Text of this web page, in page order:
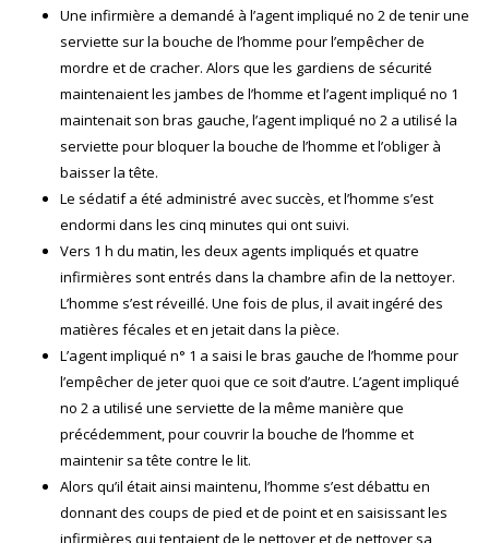
Une infirmière a demandé à l’agent impliqué no 2 de tenir une
serviette sur la bouche de l’homme pour l’empêcher de
mordre et de cracher. Alors que les gardiens de sécurité
maintenaient les jambes de l’homme et l’agent impliqué no 1
maintenait son bras gauche, l’agent impliqué no 2 a utilisé la
serviette pour bloquer la bouche de l’homme et l’obliger à
baisser la tête.
Le sédatif a été administré avec succès, et l’homme s’est
endormi dans les cinq minutes qui ont suivi.
Vers 1 h du matin, les deux agents impliqués et quatre
infirmières sont entrés dans la chambre afin de la nettoyer.
L’homme s’est réveillé. Une fois de plus, il avait ingéré des
matières fécales et en jetait dans la pièce.
L’agent impliqué n° 1 a saisi le bras gauche de l’homme pour
l’empêcher de jeter quoi que ce soit d’autre. L’agent impliqué
no 2 a utilisé une serviette de la même manière que
précédemment, pour couvrir la bouche de l’homme et
maintenir sa tête contre le lit.
Alors qu’il était ainsi maintenu, l’homme s’est débattu en
donnant des coups de pied et de point et en saisissant les
infirmières qui tentaient de le nettoyer et de nettoyer sa